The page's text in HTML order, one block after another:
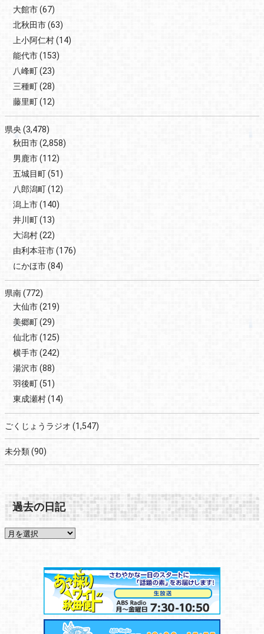
大館市(67)
北秋田市(63)
上小阿仁村(14)
能代市(153)
八峰町(23)
三種町(28)
藤里町(12)
県央 (3,478)
秋田市(2,858)
男鹿市(112)
五城目町(51)
八郎潟町(12)
潟上市(140)
井川町(13)
大潟村(22)
由利本荘市(176)
にかほ市(84)
県南(772)
大仙市(219)
美郷町(29)
仙北市(125)
横手市(242)
湯沢市(88)
羽後町(51)
東成瀬村(14)
ごくじょうラジオ (1,547)
未分類(90)
過去の日記